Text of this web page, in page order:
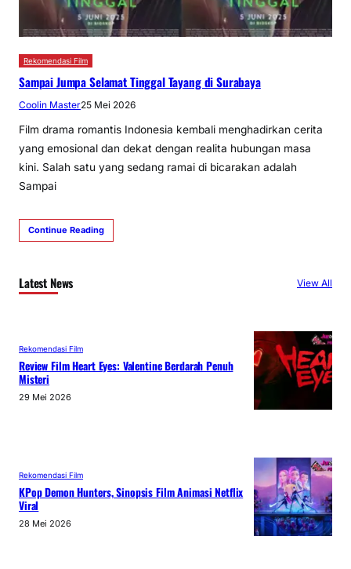
Rekomendasi Film
Sampai Jumpa Selamat Tinggal Tayang di Surabaya
Coolin Master25 Mei 2026
Film drama romantis Indonesia kembali menghadirkan cerita
yang emosional dan dekat dengan realita hubungan masa
kini. Salah satu yang sedang ramai di bicarakan adalah
Sampai
Continue Reading
Latest News View All
Rekomendasi Film
Review Film Heart Eyes: Valentine Berdarah Penuh
Misteri
29 Mei 2026
Rekomendasi Film
KPop Demon Hunters, Sinopsis Film Animasi Netflix
Viral
28 Mei 2026